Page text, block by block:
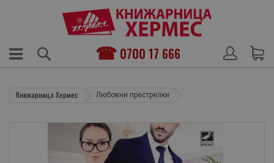
0700 17 666
Книжарница Хермес Любовни престрелки